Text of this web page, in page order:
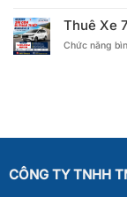
Thuê Xe
Chức năng
CÔNG TY TNHH